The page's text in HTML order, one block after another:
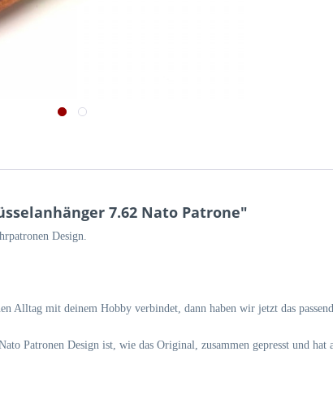
7.62 Nato Patrone"
Design.
Alltag mit deinem Hobby verbindet, dann haben wir jetzt das
Patronen Design ist, wie das Original, zusammen gepresst und